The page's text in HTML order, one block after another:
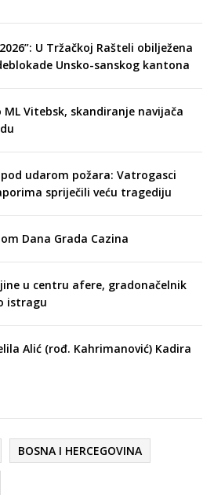
U Tržačkoj Rašteli obilježena
Unsko-sanskog kantona
ML Vitebsk, skandiranje navijača
udarom požara: Vatrogasci
spriječili veću tragediju
Dana Grada Cazina
u centru afere, gradonačelnik
istragu
Alić (rođ. Kahrimanović) Kadira
BOSNA I HERCEGOVINA